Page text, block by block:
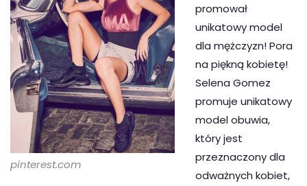
pinterest.com
promował
unikatowy model
dla mężczyzn! Pora
na piękną kobietę!
Selena Gomez
promuje unikatowy
model obuwia,
który jest
przeznaczony dla
odważnych kobiet,